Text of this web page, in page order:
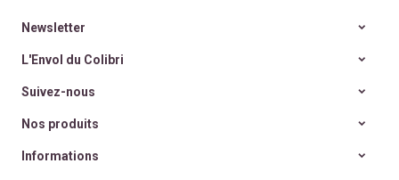
l’éphémère
enfin du sens, porteurs de
Et si on retrouvait
excès ni culpabilité ?
efficaces et zéro déchet.
Newsletter
L'Envol du Colibri
Suivez-nous
Nos produits
Informations